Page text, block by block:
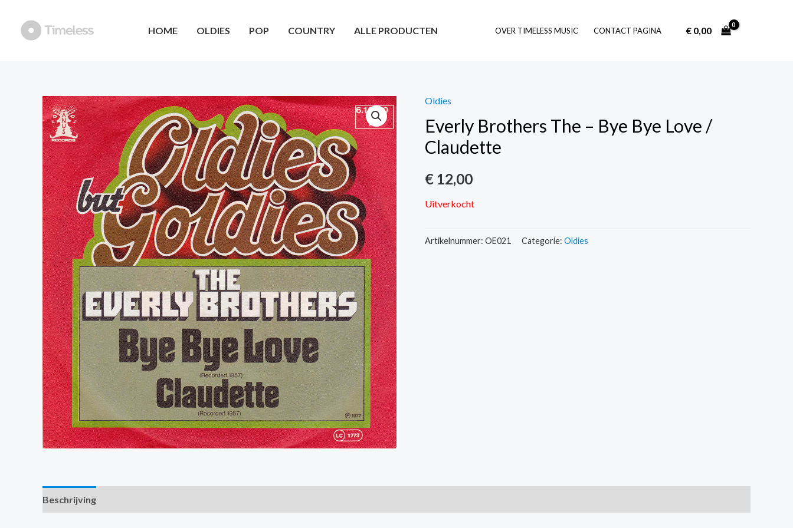
HOME OLDIES POP COUNTRY ALLE PRODUCTEN OVER TIMELESS MUSIC CONTACT PAGINA €0,00
Oldies
Everly Brothers The – Bye Bye Love /
Claudette
€ 12,00
Uitverkocht
Artikelnummer: OE021 Categorie: Oldies
Beschrijving